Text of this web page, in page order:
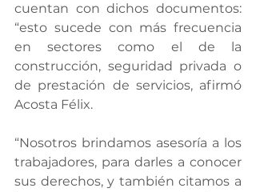
cuentan con dichos documentos:
“esto sucede con más frecuencia
en sectores como el de la
construcción, seguridad privada o
de prestación de servicios, afirmó
Acosta Félix.
“Nosotros brindamos asesoría a los
trabajadores, para darles a conocer
sus derechos, y también citamos a